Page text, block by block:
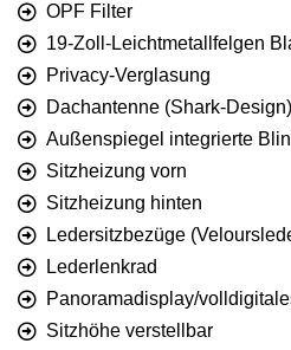
OPF Filter
19-Zoll-Leichtmetallfelgen
Privacy-Verglasung
Dachantenne (Shark-Design)
Außenspiegel integrierte
Sitzheizung vorn
Sitzheizung hinten
Ledersitzbezüge
Lederlenkrad
Panoramadisplay/
Sitzhöhe verstellbar